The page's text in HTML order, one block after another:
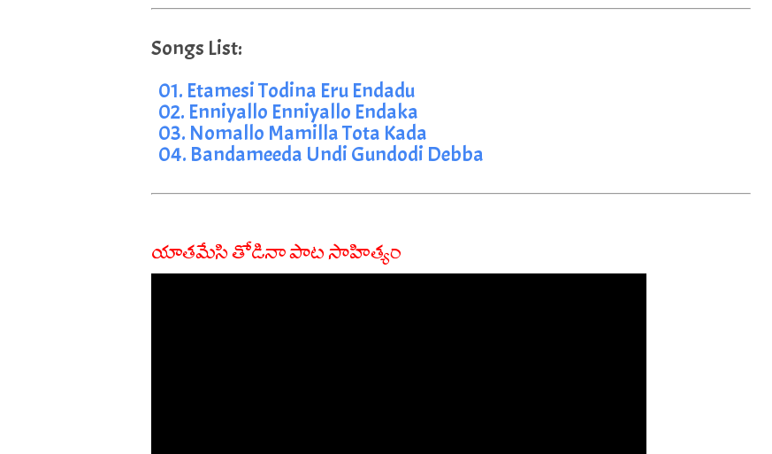
01. Etamesi Todina Eru Endadu
02. Enniyallo Enniyallo Endaka
03. Nomallo Mamilla Tota Kada
04. Bandameeda Undi Gundodi Debba
యాతమేసి తోడినా పాట సాహిత్యం